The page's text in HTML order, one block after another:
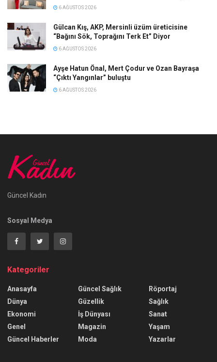
6 AĞUSTOS 2026
Gülcan Kış, AKP, Mersinli üzüm üreticisine
“Bağını Sök, Toprağını Terk Et” Diyor
6 AĞUSTOS 2026
Ayşe Hatun Önal, Mert Çodur ve Ozan Bayraşa
“Çıktı Yangınlar” buluştu
6 AĞUSTOS 2026
Güncel Kadın
Sosyal Medya
Kategoriler
Anasayfa
Dünya
Ekonomi
Genel
Güncel Haberler
Güncel Sağlık
Güzellik
İş Dünyası
Magazin
Moda
Röportaj
Sağlık
Sanat
Yaşam
Yazarlar